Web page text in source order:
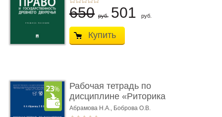
650 руб. 501 руб.
Купить
Рабочая тетрадь по
дисциплине «Риторика
для ю� ...
Абрамова Н.А., Боброва О.В.